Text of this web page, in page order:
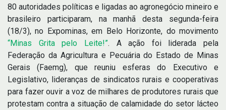
80 autoridades políticas e ligadas ao agronegócio mineiro e
brasileiro participaram, na manhã desta segunda-feira
(18/3), no Expominas, em Belo Horizonte, do movimento
“Minas Grita pelo Leite!”. A ação foi liderada pela
Federação da Agricultura e Pecuária do Estado de Minas
Gerais (Faemg), que reuniu esferas do Executivo e
Legislativo, lideranças de sindicatos rurais e cooperativas
para fazer ouvir a voz de milhares de produtores rurais que
protestam contra a situação de calamidade do setor lácteo